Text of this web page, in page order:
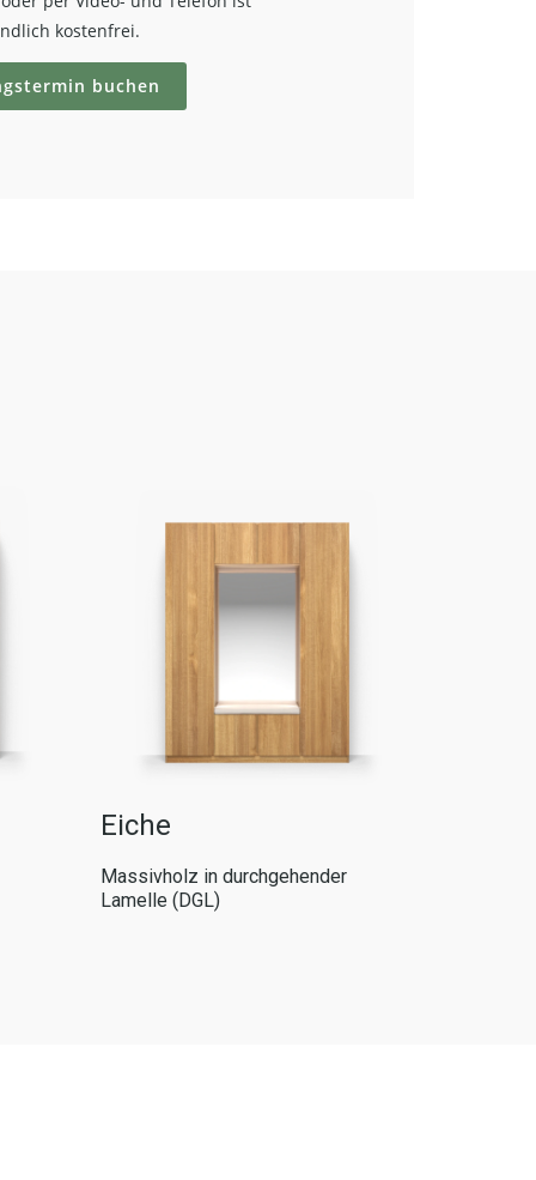
kostenfrei.
buchen
Eiche
Massivholz in durchgehender
Lamelle (DGL)